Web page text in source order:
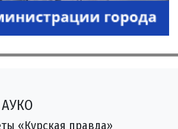
АУКО
«Курская правда»